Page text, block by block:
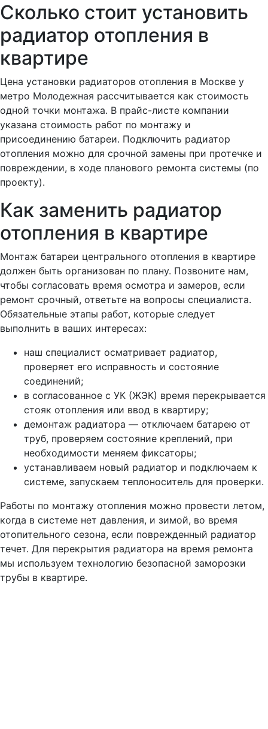
Сколько стоит установить
радиатор отопления в
квартире
Цена установки радиаторов отопления в Москве у
метро Молодежная рассчитывается как стоимость
одной точки монтажа. В прайс-листе компании
указана стоимость работ по монтажу и
присоединению батареи. Подключить радиатор
отопления можно для срочной замены при протечке и
повреждении, в ходе планового ремонта системы (по
проекту).
Как заменить радиатор
отопления в квартире
Монтаж батареи центрального отопления в квартире
должен быть организован по плану. Позвоните нам,
чтобы согласовать время осмотра и замеров, если
ремонт срочный, ответьте на вопросы специалиста.
Обязательные этапы работ, которые следует
выполнить в ваших интересах:
наш специалист осматривает радиатор,
проверяет его исправность и состояние
соединений;
в согласованное с УК (ЖЭК) время перекрывается
стояк отопления или ввод в квартиру;
демонтаж радиатора — отключаем батарею от
труб, проверяем состояние креплений, при
необходимости меняем фиксаторы;
устанавливаем новый радиатор и подключаем к
системе, запускаем теплоноситель для проверки.
Работы по монтажу отопления можно провести летом,
когда в системе нет давления, и зимой, во время
отопительного сезона, если поврежденный радиатор
течет. Для перекрытия радиатора на время ремонта
мы используем технологию безопасной заморозки
трубы в квартире.